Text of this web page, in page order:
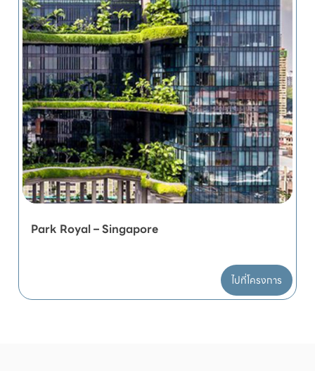
Park Royal – Singapore
ไปที่โครงการ